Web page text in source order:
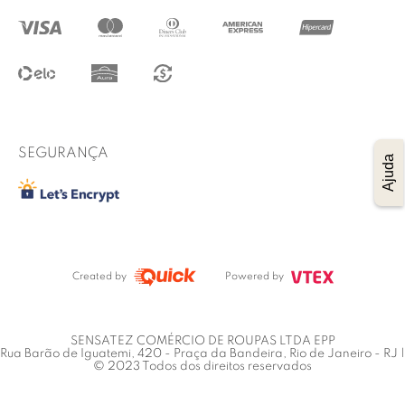
Ajuda
Regulamento das promoções
Trocas e Devoluções
SEGURANÇA
Created by Powered by
SENSATEZ COMÉRCIO DE ROUPAS LTDA EPP
Rua Barão de Iguatemi, 420 - Praça da Bandeira, Rio de Janeiro - RJ |
© 2023 Todos dos direitos reservados